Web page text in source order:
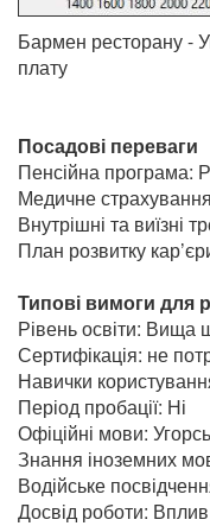
Бармен ресторану -
плату
Посадові переваги
Пенсійна програма:
Медичне
Внутрішні та виїзні
План розвитку
Типові вимоги для
Рівень освіти: Вища
Сертифікація: не
Навички
Період пробації: Ні
Офіційні мови:
Знання іноземних
Водійське
Досвід роботи: